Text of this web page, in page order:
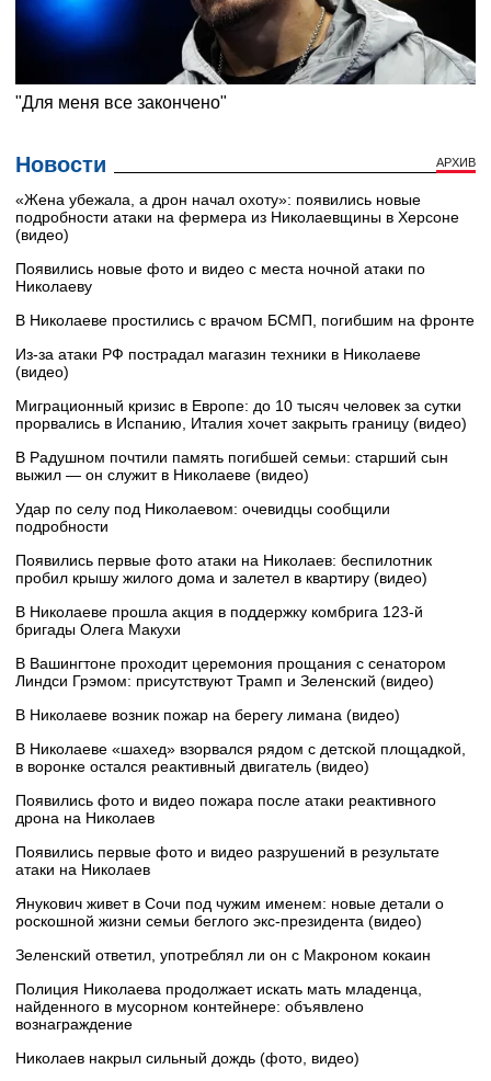
Новости АРХИВ
«Жена убежала, а дрон начал охоту»: появились новые
подробности атаки на фермера из Николаевщины в Херсоне
(видео)
Появились новые фото и видео с места ночной атаки по
Николаеву
В Николаеве простились с врачом БСМП, погибшим на фронте
Из-за атаки РФ пострадал магазин техники в Николаеве
(видео)
Миграционный кризис в Европе: до 10 тысяч человек за сутки
прорвались в Испанию, Италия хочет закрыть границу (видео)
В Радушном почтили память погибшей семьи: старший сын
выжил — он служит в Николаеве (видео)
Удар по селу под Николаевом: очевидцы сообщили
подробности
Появились первые фото атаки на Николаев: беспилотник
пробил крышу жилого дома и залетел в квартиру (видео)
В Николаеве прошла акция в поддержку комбрига 123-й
бригады Олега Макухи
В Вашингтоне проходит церемония прощания с сенатором
Линдси Грэмом: присутствуют Трамп и Зеленский (видео)
В Николаеве возник пожар на берегу лимана (видео)
В Николаеве «шахед» взорвался рядом с детской площадкой,
в воронке остался реактивный двигатель (видео)
Появились фото и видео пожара после атаки реактивного
дрона на Николаев
Появились первые фото и видео разрушений в результате
атаки на Николаев
Янукович живет в Сочи под чужим именем: новые детали о
роскошной жизни семьи беглого экс-президента (видео)
Зеленский ответил, употреблял ли он с Макроном кокаин
Полиция Николаева продолжает искать мать младенца,
найденного в мусорном контейнере: объявлено
вознаграждение
Николаев накрыл сильный дождь (фото, видео)